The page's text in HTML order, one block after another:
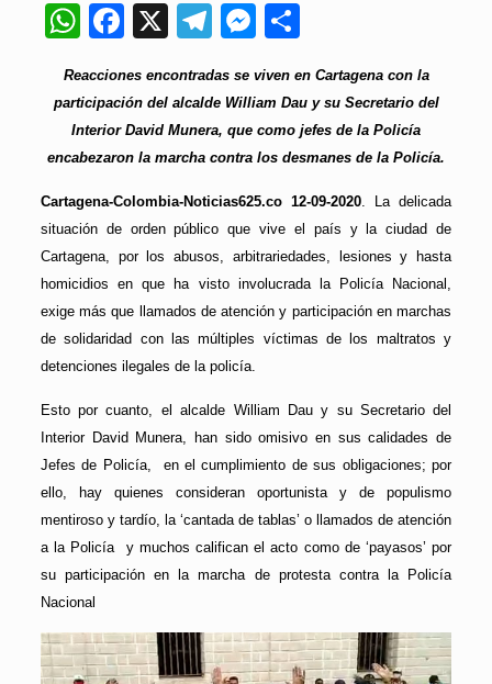
WhatsApp
Facebook
X Telegram
Messenger
Reacciones encontradas se viven en Cartagena con la
participación del alcalde William Dau y su Secretario del
Interior David Munera, que como jefes de la Policía
encabezaron la marcha contra los desmanes de la Policía.
Cartagena-Colombia-Noticias625.co 12-09-2020. La delicada
situación de orden público que vive el país y la ciudad de
Cartagena, por los abusos, arbitrariedades, lesiones y hasta
homicidios en que ha visto involucrada la Policía Nacional,
exige más que llamados de atención y participación en marchas
de solidaridad con las múltiples víctimas de los maltratos y
detenciones ilegales de la policía.
Esto por cuanto, el alcalde William Dau y su Secretario del
Interior David Munera, han sido omisivo en sus calidades de
Jefes de Policía, en el cumplimiento de sus obligaciones; por
ello, hay quienes consideran oportunista y de populismo
mentiroso y tardío, la ‘cantada de tablas’ o llamados de atención
a la Policía y muchos califican el acto como de ‘payasos’ por
su participación en la marcha de protesta contra la Policía
Nacional